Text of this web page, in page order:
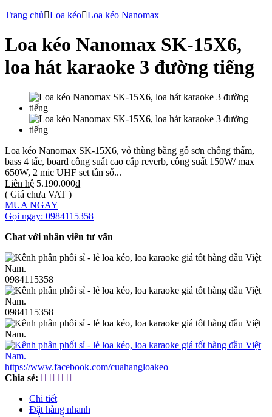
Trang chủ
Loa kéo Loa kéo Nanomax
Loa kéo Nanomax SK-15X6,
loa hát karaoke 3 đường tiếng
Loa kéo Nanomax SK-15X6, vỏ thùng bằng gỗ sơn chống thấm,
bass 4 tấc, board công suất cao cấp reverb, công suất 150W/ max
650W, 2 mic UHF set tần số...
Liên hệ 5.190.000₫
( Giá chưa VAT )
MUA NGAY
Gọi ngay: 0984115358
Chat với nhân viên tư vấn
0984115358
0984115358
https://www.facebook.com/cuahangloakeo
Chia sẻ:
Chi tiết
Đặt hàng nhanh